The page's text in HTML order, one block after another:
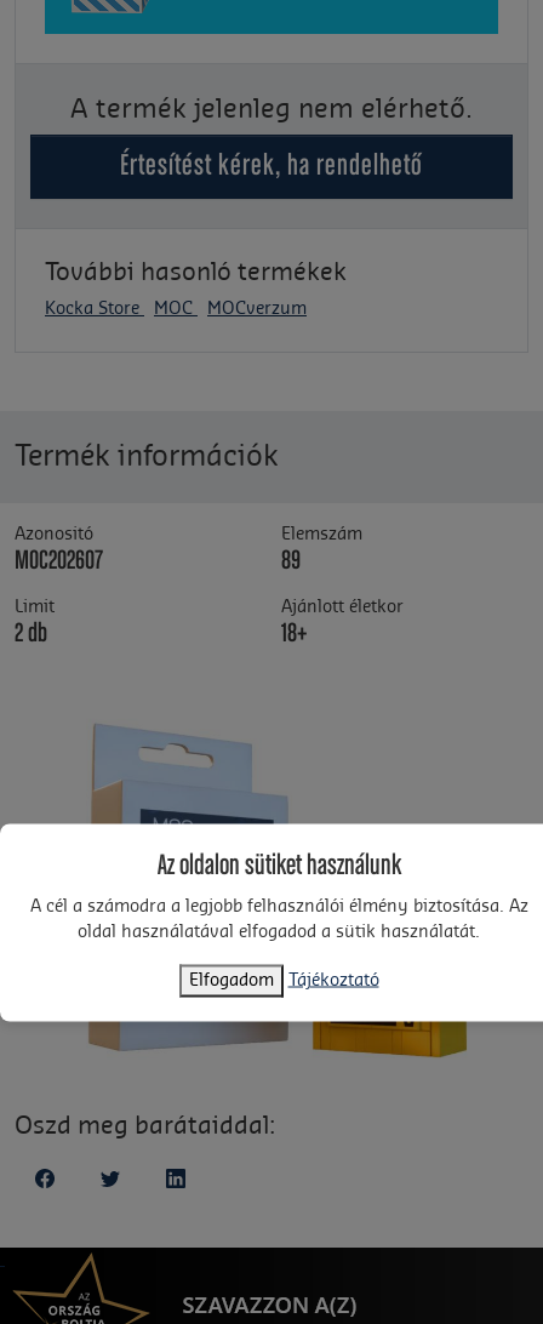
A termék jelenleg nem elérhető.
Értesítést kérek, ha rendelhető
További hasonló termékek
Kocka Store MOC MOCverzum
Termék információk
Azonositó
MOC202607
Elemszám
89
Limit
2 db
Ajánlott életkor
18+
Oszd meg barátaiddal:
Az oldalon sütiket használunk
A cél a számodra a legjobb felhasználói élmény biztosítása. Az
oldal használatával elfogadod a sütik használatát.
Elfogadom Tájékoztató